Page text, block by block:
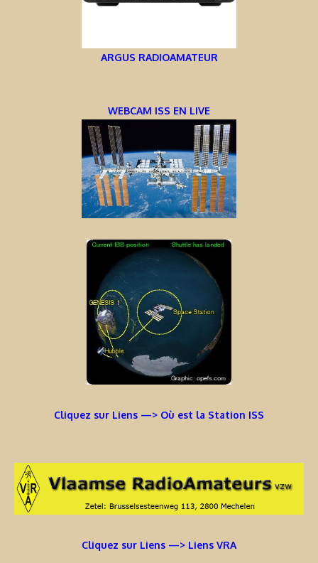
ARGUS RADIOAMATEUR
WEBCAM ISS EN LIVE
Cliquez sur Liens —> Où est la Station ISS
Cliquez sur Liens —> Liens VRA